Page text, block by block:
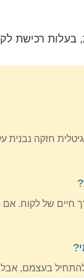
בעלות רכישת
חיים של לקוח.
ש”ח לחודש – משרד